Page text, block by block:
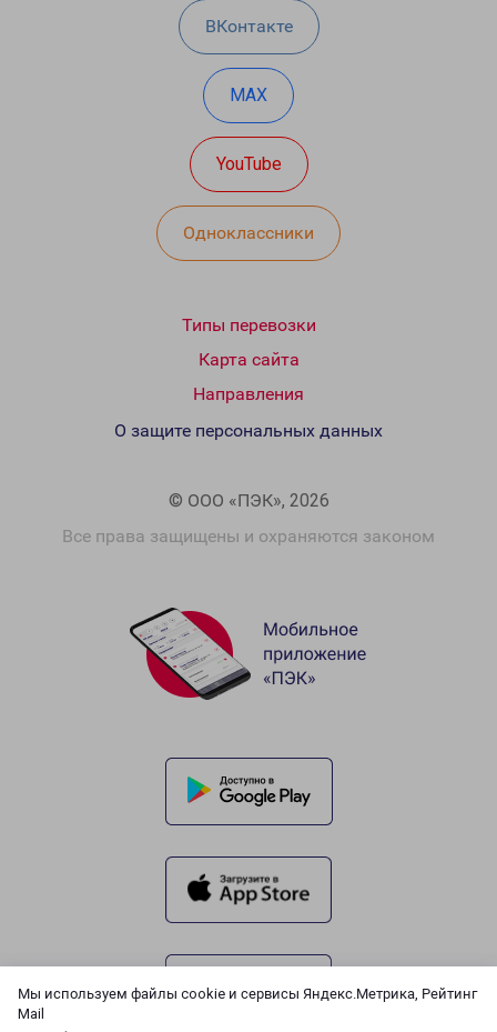
Мы используем файлы cookie и сервисы Яндекс.Метрика, Рейтинг
Mail
ВКонтакте
MAX
YouTube
Одноклассники
Типы перевозки
Карта сайта
Направления
© ООО «ПЭК», 2026
Все права защищены и охраняются законом
О защите персональных данных